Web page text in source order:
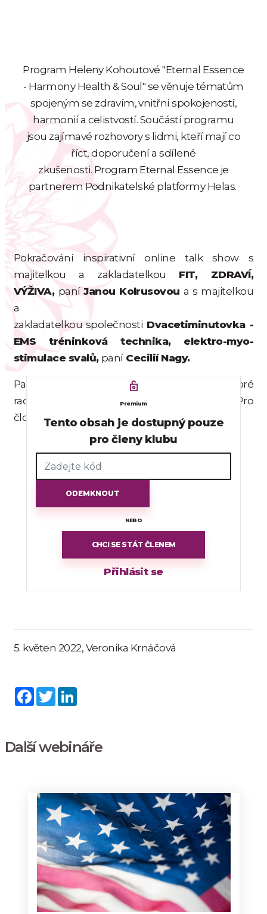
Program Heleny Kohoutové "Eternal Essence
- Harmony Health & Soul" se věnuje tématům
spojeným se zdravím, vnitřní spokojeností,
harmonií a celistvostí. Součástí programu
jsou zajímavé rozhovory s lidmi, kteří mají co
říct, doporučení a sdílené
zkušenosti. Program Eternal Essence je
partnerem Podnikatelské platformy Helas.
Pokračování inspirativní online talk show s
majitelkou a zakladatelkou FIT, ZDRAVÍ,
VÝŽIVA, paníJanou Kolrusovoua s majitelkou
a
zakladatelkou společnosti Dvacetiminutovka -
EMS tréninková technika, elektro-myo-
stimulace svalů, paníCecilií Nagy.
Paní Jana Kolrusová ráda předává lidem dobré
rady, zkušenosti a podává pomocnou ruku. Pro
člověka je
Premium
Tento obsah je dostupný pouze
pro členy klubu
ODEMKNOUT
NEBO
CHCI SE STÁT ČLENEM
Přihlásit se
5. květen 2022, Veronika Krnáčová
Facebook
Twitter
Další webináře